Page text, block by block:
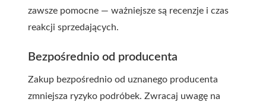
zawsze pomocne — ważniejsze są recenzje i czas
reakcji sprzedających.
Bezpośrednio od producenta
Zakup bezpośrednio od uznanego producenta
zmniejsza ryzyko podróbek. Zwracaj uwagę na